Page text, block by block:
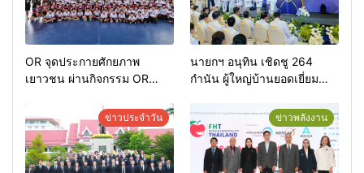
OR จุดประกายศักยภาพ
เยาวชน ผ่านกิจกรรม OR
นายกฯ อนุทิน เชิดชู 264
กำนัน ผู้ใหญ่บ้านยอดเยี่ยม
เกียรติยศแห่งการเสียสละ”
ข่าวประจำวัน ข่าวพลังงาน